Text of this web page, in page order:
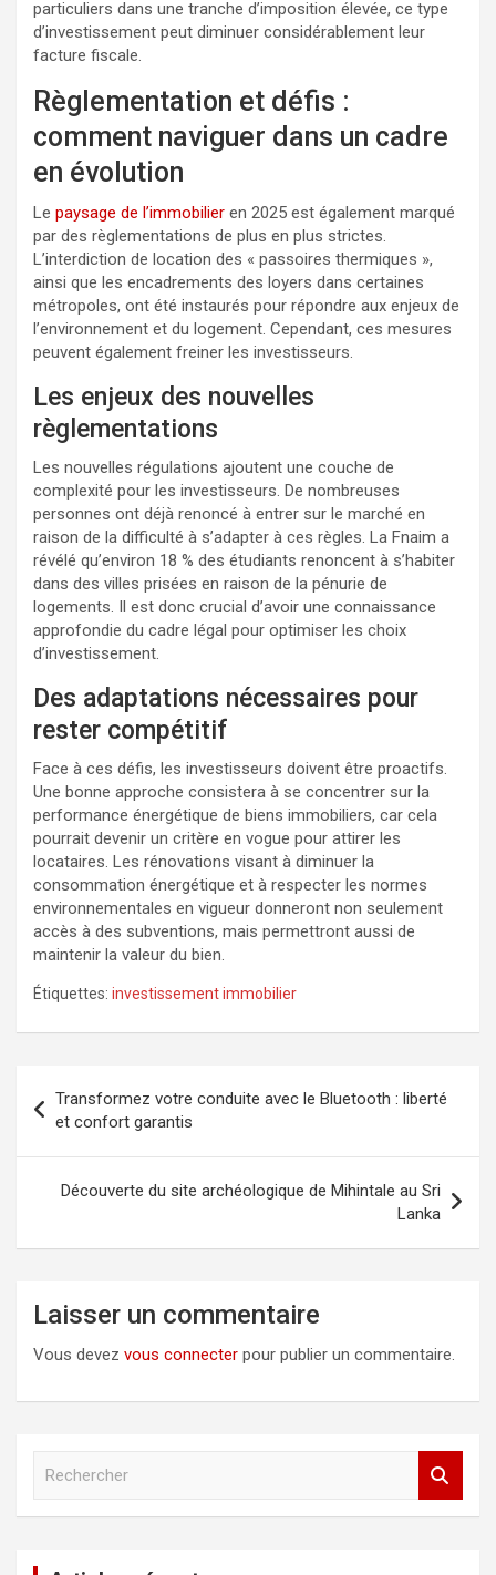
particuliers dans une tranche d’imposition élevée, ce type
d’investissement peut diminuer considérablement leur
facture fiscale.
Règlementation et défis :
comment naviguer dans un cadre
en évolution
Le paysage de l’immobilier en 2025 est également marqué
par des règlementations de plus en plus strictes.
L’interdiction de location des « passoires thermiques »,
ainsi que les encadrements des loyers dans certaines
métropoles, ont été instaurés pour répondre aux enjeux de
l’environnement et du logement. Cependant, ces mesures
peuvent également freiner les investisseurs.
Les enjeux des nouvelles
règlementations
Les nouvelles régulations ajoutent une couche de
complexité pour les investisseurs. De nombreuses
personnes ont déjà renoncé à entrer sur le marché en
raison de la difficulté à s’adapter à ces règles. La Fnaim a
révélé qu’environ 18 % des étudiants renoncent à s’habiter
dans des villes prisées en raison de la pénurie de
logements. Il est donc crucial d’avoir une connaissance
approfondie du cadre légal pour optimiser les choix
d’investissement.
Des adaptations nécessaires pour
rester compétitif
Face à ces défis, les investisseurs doivent être proactifs.
Une bonne approche consistera à se concentrer sur la
performance énergétique de biens immobiliers, car cela
pourrait devenir un critère en vogue pour attirer les
locataires. Les rénovations visant à diminuer la
consommation énergétique et à respecter les normes
environnementales en vigueur donneront non seulement
accès à des subventions, mais permettront aussi de
maintenir la valeur du bien.
Étiquettes: investissement immobilier
de
l’article
Transformez votre conduite avec le Bluetooth : liberté
et confort garantis
Découverte du site archéologique de Mihintale au Sri
Lanka
Laisser un commentaire
Vous devez vous connecter pour publier un commentaire.